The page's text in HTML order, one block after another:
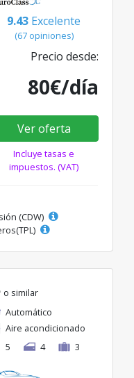
9.43 Excelente
(67 opiniones)
Precio desde:
80€/día
Ver oferta
Incluye tasas e
impuestos. (VAT)
(CDW)
o similar
Automático
Aire acondicionado
5
4 3